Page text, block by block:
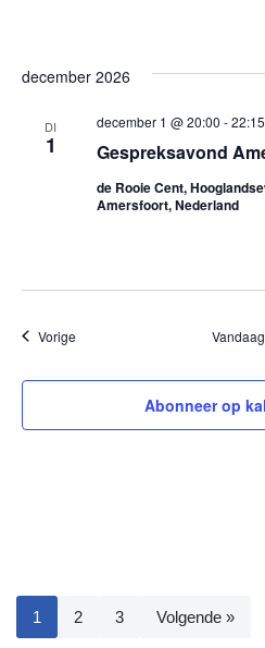
december 2026
DI
1 Gespreksavond
december 1 @ 20:00 -22:15
de Rooie Cent,
Amersfoort, Nederland
VorigeEvenementen Vandaag
Abonneer op
1 2 3 Volgende »